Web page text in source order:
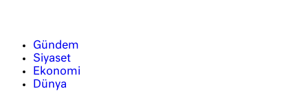
Gündem
Siyaset
Ekonomi
Dünya